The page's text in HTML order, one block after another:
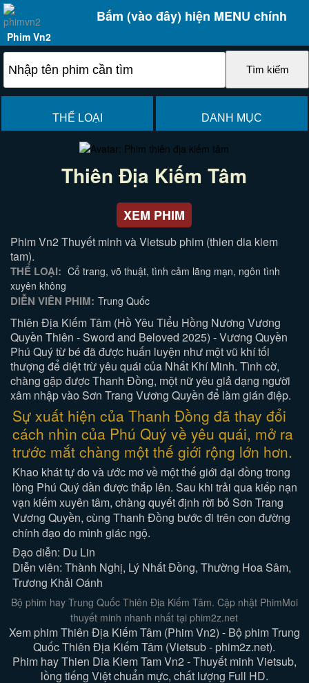
Bấm (vào đây) hiện MENU chính
Phim Vn2
THỂ LOẠI DANH MỤC
Thiên Địa Kiếm Tâm
XEM PHIM
Phim Vn2 Thuyết minh và Vietsub phim (thien dia kiem
tam).
THỂ LOẠI: Cổ trang, võ thuật, tình cảm lãng mạn, ngôn tình
xuyên không
DIỄN VIÊN PHIM: Trung Quốc
Thiên Địa Kiếm Tâm (Hồ Yêu Tiểu Hồng Nương Vương
Quyền Thiên - Sword and Beloved 2025) - Vương Quyền
Phú Quý từ bé đã được huấn luyện như một vũ khí tối
thượng để diệt trừ yêu quái của Nhất Khí Minh. Tình cờ,
chàng gặp được Thanh Đồng, một nữ yêu giả dạng người
xâm nhập vào Sơn Trang Vương Quyền để làm gián điệp.
Sự xuất hiện của Thanh Đồng đã thay đổi
cách nhìn của Phú Quý về yêu quái, mở ra
trước mắt chàng một thế giới rộng lớn hơn.
Khao khát tự do và ước mơ về một thế giới đại đồng trong
lòng Phú Quý dần được thắp lên. Sau khi trải qua kiếp nạn
vạn kiếm xuyên tâm, chàng quyết định rời bỏ Sơn Trang
Vương Quyền, cùng Thanh Đồng bước đi trên con đường
chính đạo do mình giác ngộ.
Đạo diễn: Du Lin
Diễn viên: Thành Nghị, Lý Nhất Đồng, Thường Hoa Sâm,
Trương Khải Oánh
Bộ phim hay Trung Quốc Thiên Địa Kiếm Tâm. Cập nhật PhimMoi
thuyết minh nhanh nhất tại phim2z.net
Xem phim Thiên Địa Kiếm Tâm (Phim Vn2) - Bộ phim Trung
Quốc Thiên Địa Kiếm Tâm (Vietsub - phim2z.net).
Phim hay Thien Dia Kiem Tam Vn2 - Thuyết minh Vietsub,
lồng tiếng Việt chuẩn mực, chất lượng Full HD.